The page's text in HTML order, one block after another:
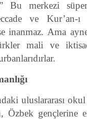
Bu merkezi
ve
inanmaz. Ama
mali ve
uluslararası
Özbek gençlerine